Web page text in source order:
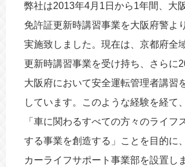
弊社は2013年4月1日から1年間、大
免許証更新時講習事業を大阪府警よ
実施致しました。現在は、京都府全
更新時講習事業を受け持ち、さらに
大阪府において安全運転管理者講習
しています。このような経験を経て、
「車に関わるすべての方々のライフ
する事業を創造する」ことを目的に、
カーライフサポート事業部を設置し